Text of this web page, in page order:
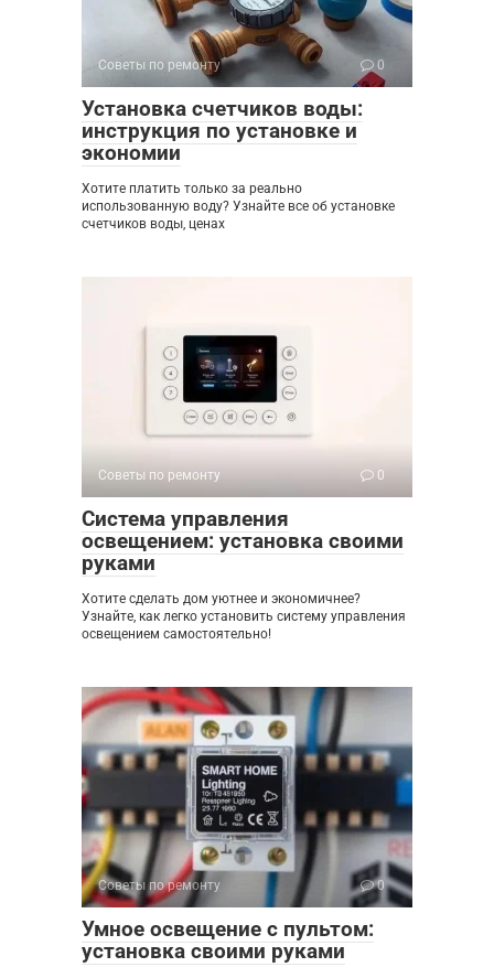
Советы по ремонту 0
Установка счетчиков воды:
инструкция по установке и
экономии
Хотите платить только за реально
использованную воду? Узнайте все об установке
счетчиков воды, ценах
Советы по ремонту 0
Система управления
освещением: установка своими
руками
Хотите сделать дом уютнее и экономичнее?
Узнайте, как легко установить систему управления
освещением самостоятельно!
Советы по ремонту 0
Умное освещение с пультом:
установка своими руками